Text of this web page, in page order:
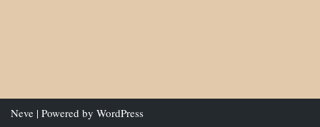
Neve | Powered by WordPress